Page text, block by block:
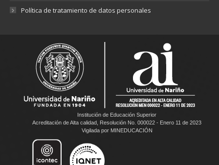
Política de tratamiento de datos personales
Institución de Educación Superior
Acreditación de Alta calidad, Resolución No. 000022 - Enero 11 de 2023
Vigilada por MINEDUCACIÓN